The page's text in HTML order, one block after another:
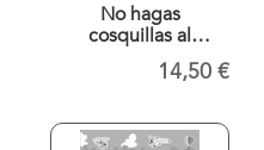
No hagas
cosquillas al
unicornio. Libro con
sonidos14,50 €